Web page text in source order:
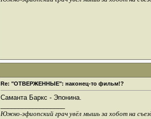
Re: "ОТВЕРЖЕННЫЕ": наконец-то фильм!?
Саманта Баркс - Эпонина.
Южно-эфиопский грач увёл мышь за хобот на